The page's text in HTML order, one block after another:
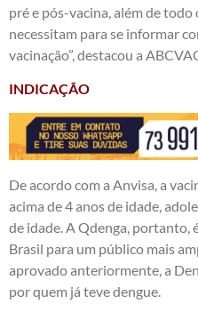
pré e pós-vacina, além de
necessitam para se informar
vacinação”, destacou a
INDICAÇÃO
De acordo com a Anvisa, a
acima de 4 anos de idade,
de idade. A Qdenga, portanto,
Brasil para um público mais
aprovado anteriormente, a
por quem já teve dengue.